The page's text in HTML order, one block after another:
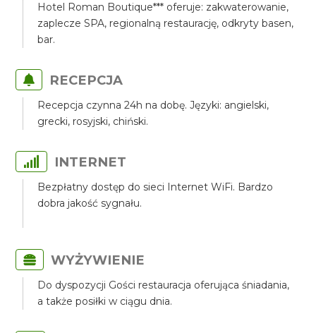
Hotel Roman Boutique*** oferuje: zakwaterowanie,
zaplecze SPA, regionalną restaurację, odkryty basen,
bar.
RECEPCJA
Recepcja czynna 24h na dobę. Języki: angielski,
grecki, rosyjski, chiński.
INTERNET
Bezpłatny dostęp do sieci Internet WiFi. Bardzo
dobra jakość sygnału.
WYŻYWIENIE
Do dyspozycji Gości restauracja oferująca śniadania,
a także posiłki w ciągu dnia.